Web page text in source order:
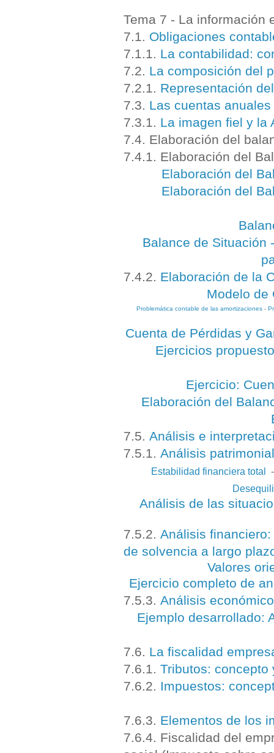
Tema 7 - La información
7.1. Obligaciones
7.1.1. La contabilidad:
7.2. La composición del
7.2.1. Representación
7.3. Las cuentas
7.3.1. La imagen fiel y la
7.4. Elaboración del
7.4.1. Elaboración del
Elaboración del
Elaboración del
Balance de Situación
7.4.2. Elaboración de la
Modelo de
Problemática contable de las amortizaciones -
Cuenta de Pérdidas y
Ejercicios
Ejercicio:
Elaboración del
7.5. Análisis e
7.5.1. Análisis
Estabilidad financiera total
Análisis de las
7.5.2. Análisis
de solvencia a largo
Valores
Ejercicio completo de
7.5.3. Análisis económico
Ejemplo desarrollado:
7.6. La fiscalidad
7.6.1. Tributos: concepto
7.6.2. Impuestos:
7.6.3. Elementos de los
7.6.4. Fiscalidad del